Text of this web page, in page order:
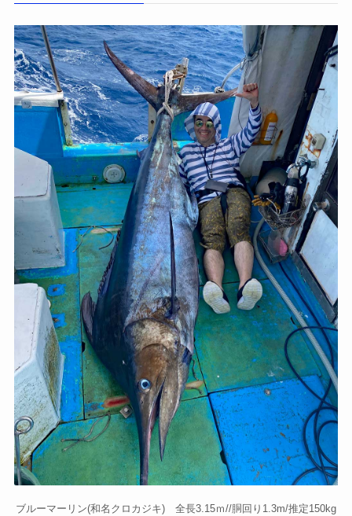
ブルーマーリン(和名クロカジキ) 全長3.15ｍ//胴回り1.3m/推定150kg